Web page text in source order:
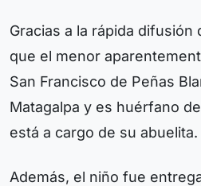
Gracias a la rápida difusión
que el menor
San Francisco de Peñas
Matagalpa y es huérfano
está a cargo de su abuelita.
Además, el niño fue